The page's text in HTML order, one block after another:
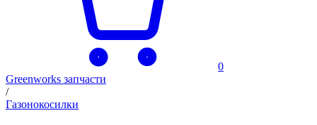
0
Greenworks запчасти
/
Газонокосилки